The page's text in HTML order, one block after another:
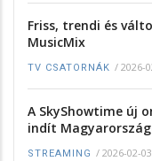
Friss, trendi és
MusicMix
TV CSATORNÁK / 2026-
A SkyShowtime új
indít
STREAMING / 2026-02-03